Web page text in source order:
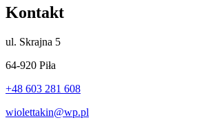
Kontakt
ul. Skrajna 5
64-920 Piła
+48 603 281 608
wiolettakin@wp.pl